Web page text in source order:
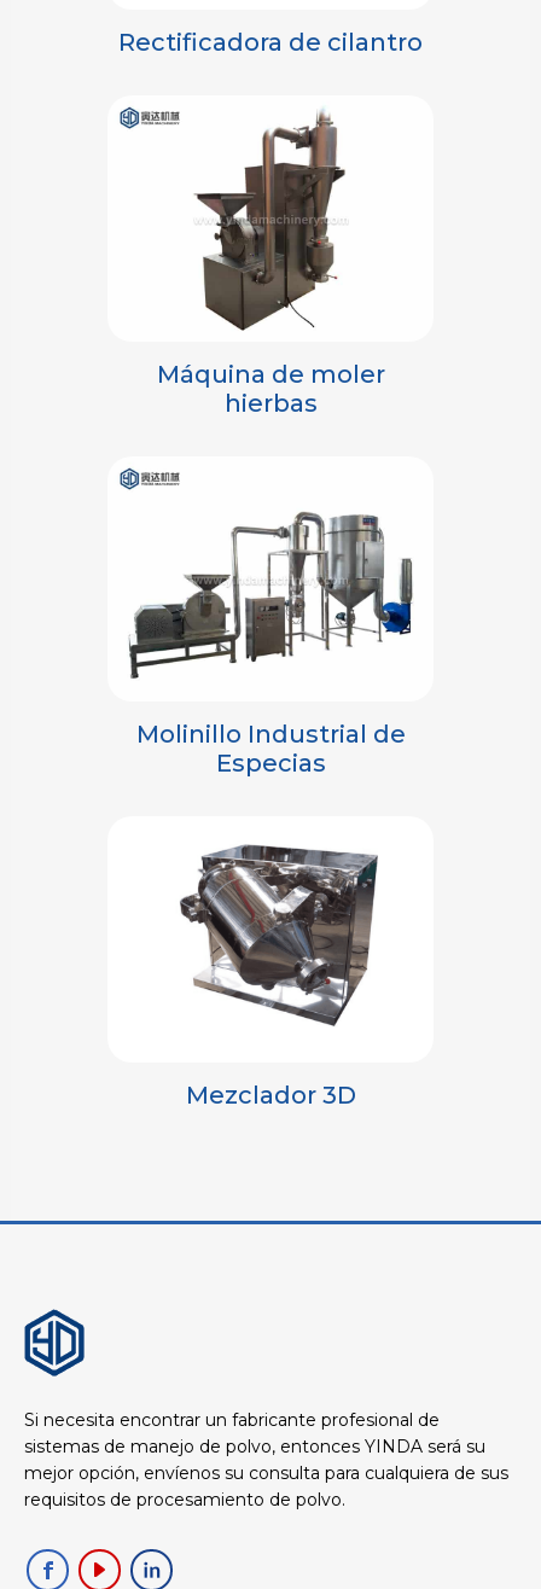
Rectificadora de cilantro
Máquina de moler
hierbas
Molinillo Industrial de
Especias
Mezclador 3D
Si necesita encontrar un fabricante profesional de
sistemas de manejo de polvo, entonces YINDA será su
mejor opción, envíenos su consulta para cualquiera de sus
requisitos de procesamiento de polvo.